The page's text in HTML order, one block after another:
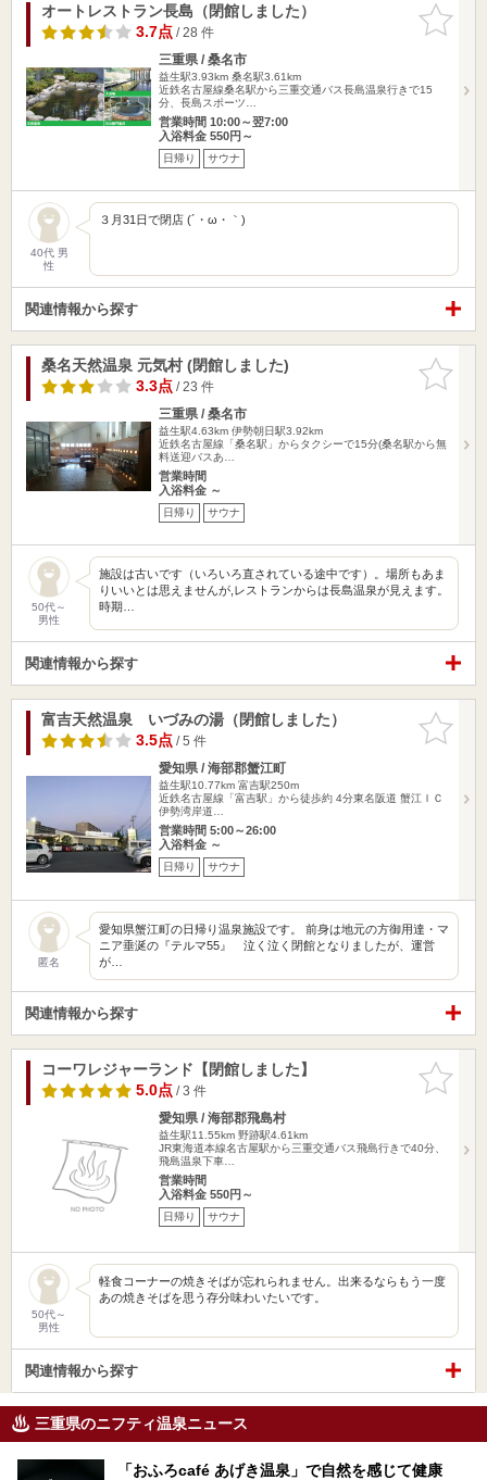
お気に入
りに追加
オートレストラン長島（閉館しました）
3.7点/ 28 件
三重県 / 桑名市
益生駅3.93km 桑名駅3.61km
近鉄名古屋線桑名駅から三重交通バス長島温泉行きで15
分、長島スポーツ…
営業時間 10:00～翌7:00
入浴料金 550円～
日帰り サウナ
40代 男
性
３月31日で閉店 (´・ω・｀)
関連情報から探す
お気に入
りに追加
桑名天然温泉 元気村 (閉館しました)
3.3点/ 23 件
三重県 / 桑名市
益生駅4.63km 伊勢朝日駅3.92km
近鉄名古屋線「桑名駅」からタクシーで15分(桑名駅から無
料送迎バスあ…
営業時間
入浴料金 ～
日帰り サウナ
50代～
男性
施設は古いです（いろいろ直されている途中です）。場所もあま
りいいとは思えませんが,レストランからは長島温泉が見えます。
時期…
関連情報から探す
お気に入
りに追加
富吉天然温泉 いづみの湯（閉館しました）
3.5点/ 5 件
愛知県 / 海部郡蟹江町
益生駅10.77km 富吉駅250m
近鉄名古屋線「富吉駅」から徒歩約 4分東名阪道 蟹江ＩＣ
伊勢湾岸道…
営業時間 5:00～26:00
入浴料金 ～
日帰り サウナ
匿名
愛知県蟹江町の日帰り温泉施設です。 前身は地元の方御用達・マ
ニア垂涎の『テルマ55』 泣く泣く閉館となりましたが、運営
が…
関連情報から探す
お気に入
りに追加
コーワレジャーランド【閉館しました】
5.0点/ 3 件
愛知県 / 海部郡飛島村
益生駅11.55km 野跡駅4.61km
JR東海道本線名古屋駅から三重交通バス飛島行きで40分、
飛島温泉下車…
営業時間
入浴料金 550円～
日帰り サウナ
50代～
男性
軽食コーナーの焼きそばが忘れられません。出来るならもう一度
あの焼きそばを思う存分味わいたいです。
関連情報から探す
三重県のニフティ温泉ニュース
「おふろcafé あげき温泉」で自然を感じて健康